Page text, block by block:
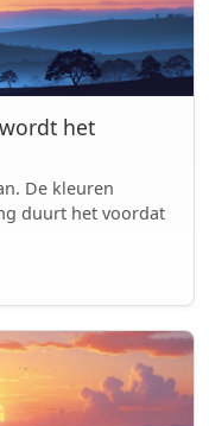
het
De kleuren
duurt het voordat